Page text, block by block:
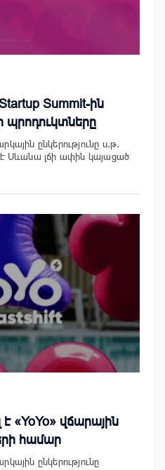
Summit-ին
պրոդուկտները
ընկերությունը ս․թ․
է Սևանա լճի ափին կայացած
«YoYo» վճարային
համար
ընկերությունը